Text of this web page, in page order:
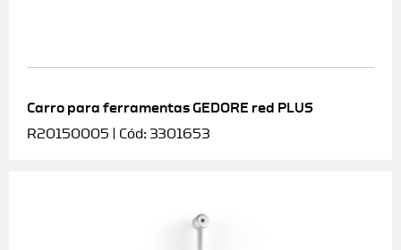
Carro para ferramentas GEDORE red PLUS
R20150005 | Cód: 3301653